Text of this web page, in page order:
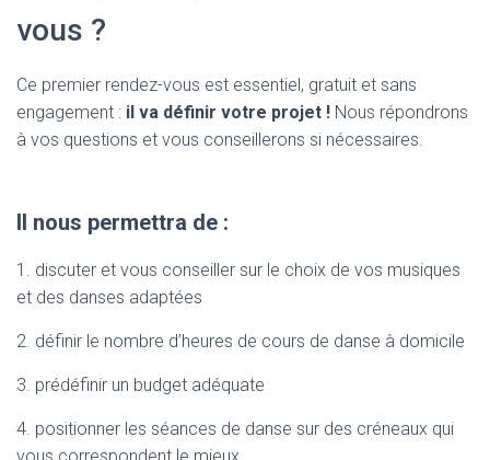
vous ?
Ce premier rendez-vous est essentiel, gratuit et sans
engagement : il va définir votre projet ! Nous répondrons
à vos questions et vous conseillerons si nécessaires.
Il nous permettra de :
1. discuter et vous conseiller sur le choix de vos musiques
et des danses adaptées
2. définir le nombre d’heures de cours de danse à domicile
3. prédéfinir un budget adéquate
4. positionner les séances de danse sur des créneaux qui